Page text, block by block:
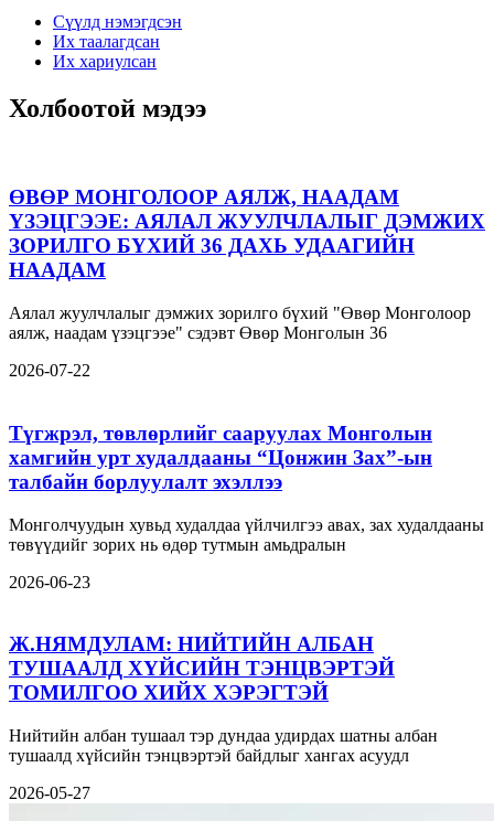
Сүүлд нэмэгдсэн
Их таалагдсан
Их хариулсан
Холбоотой мэдээ
ӨВӨР МОНГОЛООР АЯЛЖ, НААДАМ
ҮЗЭЦГЭЭЕ: АЯЛАЛ ЖУУЛЧЛАЛЫГ ДЭМЖИХ
ЗОРИЛГО БҮХИЙ 36 ДАХЬ УДААГИЙН
НААДАМ
Аялал жуулчлалыг дэмжих зорилго бүхий "Өвөр Монголоор
аялж, наадам үзэцгээе" сэдэвт Өвөр Монголын 36
2026-07-22
Түгжрэл, төвлөрлийг сааруулах Монголын
хамгийн урт худалдааны “Цонжин Зах”-ын
талбайн борлуулалт эхэллээ
Монголчуудын хувьд худалдаа үйлчилгээ авах, зах худалдааны
төвүүдийг зорих нь өдөр тутмын амьдралын
2026-06-23
Ж.НЯМДУЛАМ: НИЙТИЙН АЛБАН
ТУШААЛД ХҮЙСИЙН ТЭНЦВЭРТЭЙ
ТОМИЛГОО ХИЙХ ХЭРЭГТЭЙ
Нийтийн албан тушаал тэр дундаа удирдах шатны албан
тушаалд хүйсийн тэнцвэртэй байдлыг хангах асуудл
2026-05-27